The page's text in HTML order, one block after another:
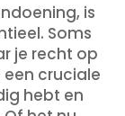
is
Soms
je recht op
een cruciale
hebt en